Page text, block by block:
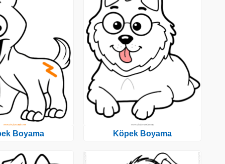
Boyama Köpek Boyama